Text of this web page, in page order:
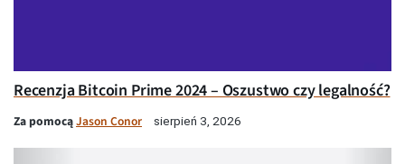
Recenzja Bitcoin Prime 2024 – Oszustwo czy legalność?
Za pomocąJason Conor sierpień 3, 2026